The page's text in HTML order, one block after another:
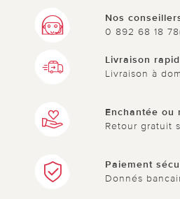
Nos
0 892 68 18
Livraison
Livraison à
Enchantée ou
Retour gratuit
Paiement
Donnés